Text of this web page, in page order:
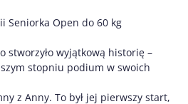
Seniorka Open do 60 kg
stworzyło wyjątkową historię –
stopniu podium w swoich
z Anny. To był jej pierwszy start,